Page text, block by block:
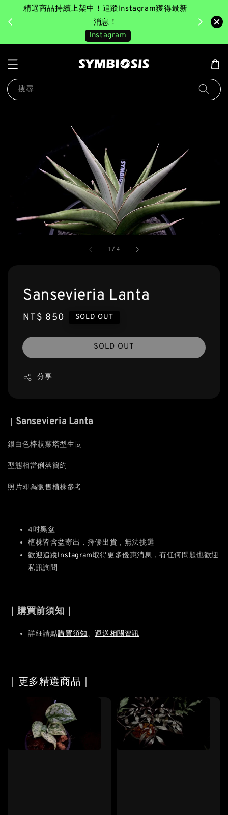
精選商品持續上架中！追蹤Instagram獲得最新
消息！
Instagram
搜尋
1 / 4
Sansevieria Lanta
Regular
NT$ 850 SOLD OUT
SOLD OUT
分享
Sansevieria Lanta
銀白色棒狀葉塔型生長
型態相當俐落簡約
照片即為販售植株參考
4吋黑盆
植株皆含盆寄出，擇優出貨，無法挑選
歡迎追蹤Instagram取得更多優惠消息，有任何問題也歡迎
私訊詢問
｜購買前須知｜
詳細請點購買須知、運送相關資訊
｜更多精選商品｜